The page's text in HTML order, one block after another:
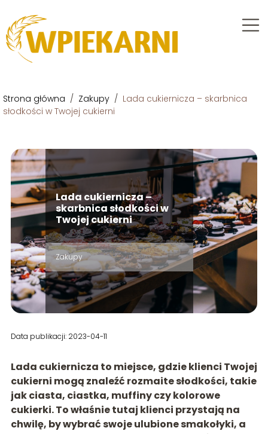
Strona główna / Zakupy / Lada cukiernicza – skarbnica
słodkości w Twojej cukierni
Lada cukiernicza –
skarbnica słodkości w
Twojej cukierni
Zakupy
Data publikacji: 2023-04-11
Lada cukiernicza to miejsce, gdzie klienci Twojej
cukierni mogą znaleźć rozmaite słodkości, takie
jak ciasta, ciastka, muffinyczy kolorowe
cukierki. To właśnie tutaj klienci przystają na
chwilę, by wybrać swoje ulubione smakołyki, a